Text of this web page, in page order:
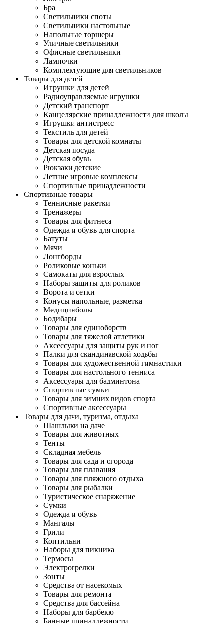
Бра
Светильники споты
Светильники настольные
Напольные торшеры
Уличные светильники
Офисные светильники
Лампочки
Комплектующие для светильников
Товары для детей
Игрушки для детей
Радиоуправляемые игрушки
Детский транспорт
Канцелярские принадлежности для школы
Игрушки антистресс
Текстиль для детей
Товары для детской комнаты
Детская посуда
Детская обувь
Рюкзаки детские
Летние игровые комплексы
Спортивные принадлежности
Спортивные товары
Теннисные ракетки
Тренажеры
Товары для фитнеса
Одежда и обувь для спорта
Батуты
Мячи
Лонгборды
Роликовые коньки
Самокаты для взрослых
Наборы защиты для роликов
Ворота и сетки
Конусы напольные, разметка
Медицинболы
Бодибары
Товары для единоборств
Товары для тяжелой атлетики
Аксессуары для защиты рук и ног
Палки для скандинавской ходьбы
Товары для художественной гимнастики
Товары для настольного тенниса
Аксессуары для бадминтона
Спортивные сумки
Товары для зимних видов спорта
Спортивные аксессуары
Товары для дачи, туризма, отдыха
Шашлыки на даче
Товары для животных
Тенты
Складная мебель
Товары для сада и огорода
Товары для плавания
Товары для пляжного отдыха
Товары для рыбалки
Туристическое снаряжение
Сумки
Одежда и обувь
Мангалы
Грили
Коптильни
Наборы для пикника
Термосы
Электрогрелки
Зонты
Средства от насекомых
Товары для ремонта
Средства для бассейна
Наборы для барбекю
Банные принадлежности